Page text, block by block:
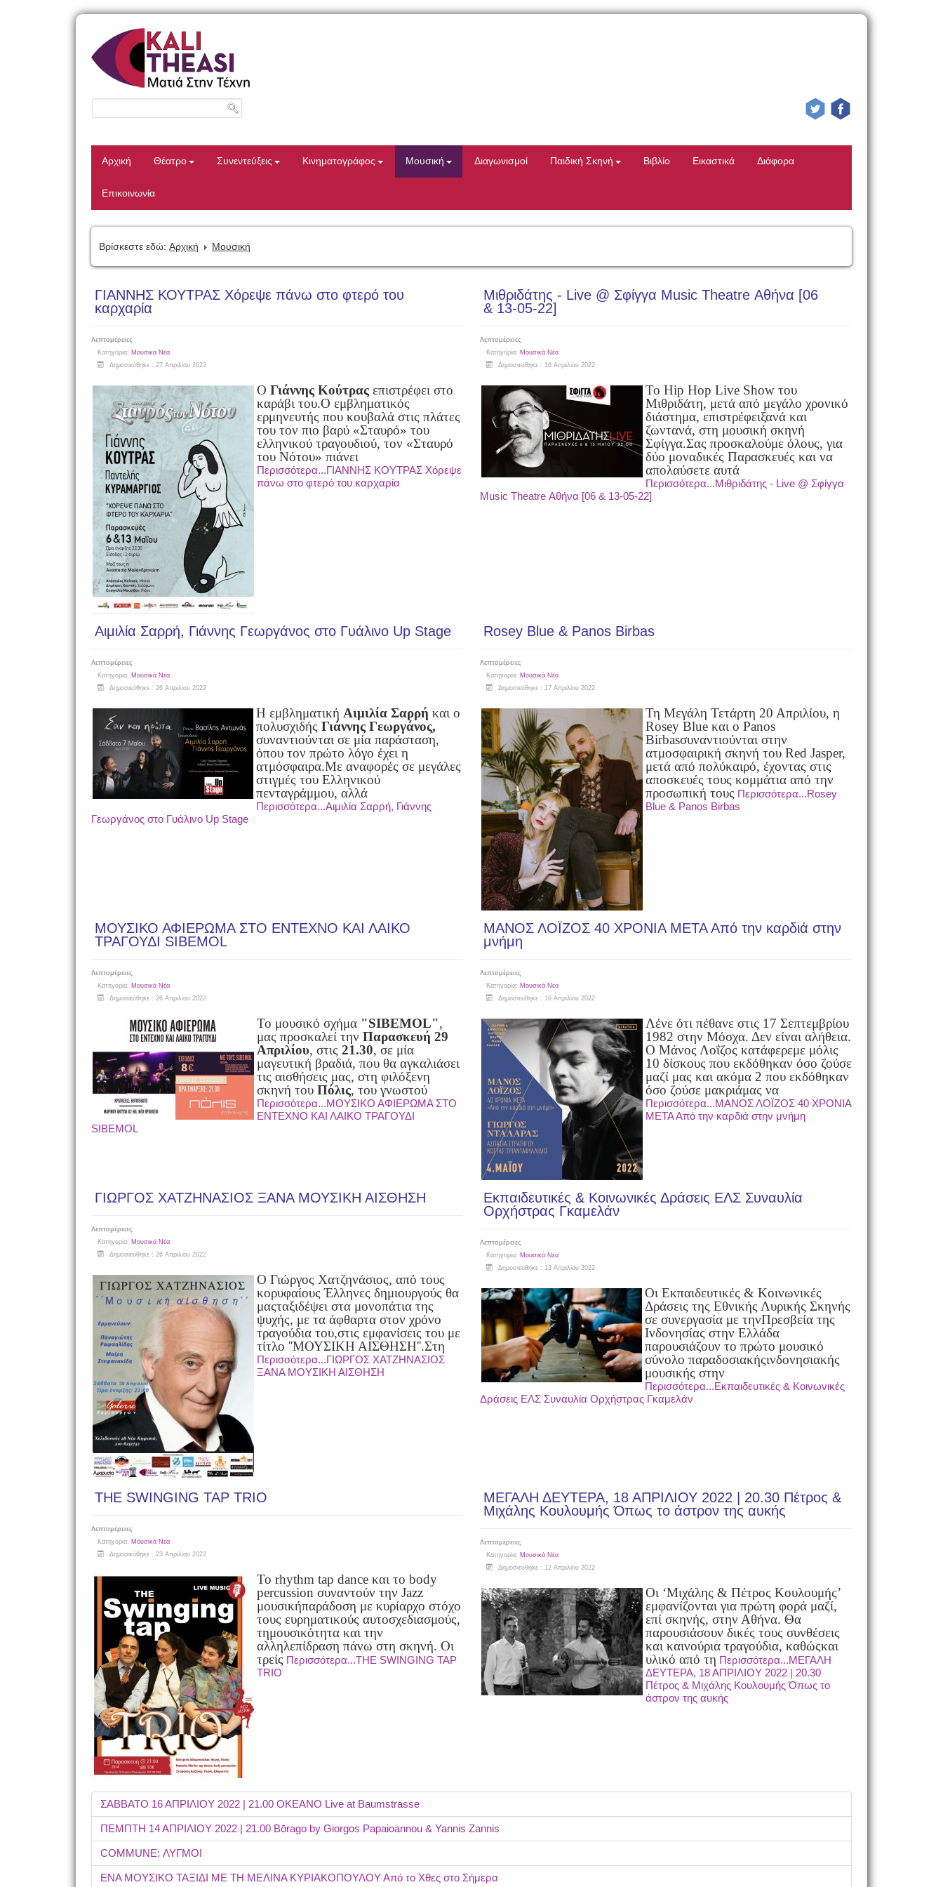
Αρχική Θέατρο Συνεντεύξεις Κινηματογράφος Μουσική Διαγωνισμοί Παιδική Σκηνή Βιβλίο Εικαστικά Διάφορα
Επικοινωνία
Βρίσκεστε εδώ: Αρχική Μουσική
ΓΙΑΝΝΗΣ ΚΟΥΤΡΑΣ Χόρεψε πάνω στο φτερό του
καρχαρία
Λεπτομέρειες
Κατηγορία: Μουσικά Νέα
Δημοσιεύθηκε : 27 Απριλίου 2022
Ο Γιάννης Κούτραςεπιστρέφει στο
καράβι του.Ο εμβληματικός
ερμηνευτής που κουβαλά στις πλάτες
του τον πιο βαρύ «Σταυρό» του
ελληνικού τραγουδιού, τον «Σταυρό
του Νότου» πιάνει
Περισσότερα...ΓΙΑΝΝΗΣ ΚΟΥΤΡΑΣ Χόρεψε
πάνω στο φτερό του καρχαρία
Μιθριδάτης - Live @ Σφίγγα Music Theatre Αθήνα [06
& 13-05-22]
Λεπτομέρειες
Κατηγορία: Μουσικά Νέα
Δημοσιεύθηκε : 18 Απριλίου 2022
Το Hip Hop Live Show του
Μιθριδάτη, μετά από μεγάλο χρονικό
διάστημα, επιστρέφειξανά και
ζωντανά, στη μουσική σκηνή
Σφίγγα.Σας προσκαλούμε όλους, για
δύο μοναδικές Παρασκευές και να
απολαύσετε αυτά
Περισσότερα...Μιθριδάτης - Live @ Σφίγγα
Music Theatre Αθήνα [06 & 13-05-22]
Αιμιλία Σαρρή, Γιάννης Γεωργάνος στο Γυάλινο Up Stage
Λεπτομέρειες
Κατηγορία: Μουσικά Νέα
Δημοσιεύθηκε : 26 Απριλίου 2022
Η εμβληματική Αιμιλία Σαρρή και ο
πολυσχιδής Γιάννης Γεωργάνος,
συναντιούνται σε μία παράσταση,
όπου τον πρώτο λόγο έχει η
ατμόσφαιρα.Με αναφορές σε μεγάλες
στιγμές του Ελληνικού
πενταγράμμου, αλλά
Περισσότερα...Αιμιλία Σαρρή, Γιάννης
Γεωργάνος στο Γυάλινο Up Stage
Rosey Blue & Panos Birbas
Λεπτομέρειες
Κατηγορία: Μουσικά Νέα
Δημοσιεύθηκε : 17 Απριλίου 2022
Τη Μεγάλη Τετάρτη 20 Απριλίου, η
Rosey Blue και ο Panos
Birbasσυναντιούνται στην
ατμοσφαιρική σκηνή του Red Jasper,
μετά από πολύκαιρό, έχοντας στις
αποσκευές τους κομμάτια από την
προσωπική τους Περισσότερα...Rosey
Blue & Panos Birbas
ΜΟΥΣΙΚΟ ΑΦΙΕΡΩΜΑ ΣΤΟ ΕΝΤΕΧΝΟ ΚΑΙ ΛΑΙΚΟ
ΤΡΑΓΟΥΔΙ SIBEMOL
Λεπτομέρειες
Κατηγορία: Μουσικά Νέα
Δημοσιεύθηκε : 26 Απριλίου 2022
Το μουσικό σχήμα "SIBEMOL",
μας προσκαλεί την Παρασκευή 29
Απριλίου, στις 21.30, σε μία
μαγευτική βραδιά, που θα αγκαλιάσει
τις αισθήσεις μας, στη φιλόξενη
σκηνή του Πόλις, του γνωστού
Περισσότερα...ΜΟΥΣΙΚΟ ΑΦΙΕΡΩΜΑ ΣΤΟ
ΕΝΤΕΧΝΟ ΚΑΙ ΛΑΙΚΟ ΤΡΑΓΟΥΔΙ
SIBEMOL
ΜΑΝΟΣ ΛΟΪΖΟΣ 40 ΧΡΟΝΙΑ ΜΕΤΑ Από την καρδιά στην
μνήμη
Λεπτομέρειες
Κατηγορία: Μουσικά Νέα
Δημοσιεύθηκε : 16 Απριλίου 2022
Λένε ότι πέθανε στις 17 Σεπτεμβρίου
1982 στην Μόσχα. Δεν είναι αλήθεια.
Ο Μάνος Λοΐζος κατάφερεμε μόλις
10 δίσκους που εκδόθηκαν όσο ζούσε
μαζί μας και ακόμα 2 που εκδόθηκαν
όσο ζούσε μακριάμας να
Περισσότερα...ΜΑΝΟΣ ΛΟΪΖΟΣ 40 ΧΡΟΝΙΑ
ΜΕΤΑ Από την καρδιά στην μνήμη
ΓΙΩΡΓΟΣ ΧΑΤΖΗΝΑΣΙΟΣ ΞΑΝΑ ΜΟΥΣΙΚΗ ΑΙΣΘΗΣΗ
Λεπτομέρειες
Κατηγορία: Μουσικά Νέα
Δημοσιεύθηκε : 26 Απριλίου 2022
Ο Γιώργος Χατζηνάσιος, από τους
κορυφαίους Έλληνες δημιουργούς θα
μαςταξιδέψει στα μονοπάτια της
ψυχής, με τα άφθαρτα στον χρόνο
τραγούδια του,στις εμφανίσεις του με
τίτλο ''ΜΟΥΣΙΚΗ ΑΙΣΘΗΣΗ''.Στη
Περισσότερα...ΓΙΩΡΓΟΣ ΧΑΤΖΗΝΑΣΙΟΣ
ΞΑΝΑ ΜΟΥΣΙΚΗ ΑΙΣΘΗΣΗ
Εκπαιδευτικές & Κοινωνικές Δράσεις ΕΛΣ Συναυλία
Ορχήστρας Γκαμελάν
Λεπτομέρειες
Κατηγορία: Μουσικά Νέα
Δημοσιεύθηκε : 13 Απριλίου 2022
Οι Εκπαιδευτικές & Κοινωνικές
Δράσεις της Εθνικής Λυρικής Σκηνής
σε συνεργασία με τηνΠρεσβεία της
Ινδονησίας στην Ελλάδα
παρουσιάζουν το πρώτο μουσικό
σύνολο παραδοσιακήςινδονησιακής
μουσικής στην
Περισσότερα...Εκπαιδευτικές & Κοινωνικές
Δράσεις ΕΛΣ Συναυλία Ορχήστρας Γκαμελάν
THE SWINGING TAP TRIO
Λεπτομέρειες
Κατηγορία: Μουσικά Νέα
Δημοσιεύθηκε : 23 Απριλίου 2022
To rhythm tap dance και το body
percussion συναντούν την Jazz
μουσικήπαράδοση με κυρίαρχο στόχο
τους ευρηματικούς αυτοσχεδιασμούς,
τημουσικότητα και την
αλληλεπίδραση πάνω στη σκηνή. Οι
τρείς Περισσότερα...THE SWINGING TAP
TRIO
ΜΕΓΑΛΗ ΔΕΥΤΕΡΑ, 18 ΑΠΡΙΛΙΟΥ 2022 | 20.30 Πέτρος &
Μιχάλης Κουλουμής Όπως το άστρον της αυκής
Λεπτομέρειες
Κατηγορία: Μουσικά Νέα
Δημοσιεύθηκε : 12 Απριλίου 2022
Οι ‘Μιχάλης & Πέτρος Κουλουμής’
εμφανίζονται για πρώτη φορά μαζί,
επί σκηνής, στην Αθήνα. Θα
παρουσιάσουν δικές τους συνθέσεις
και καινούρια τραγούδια, καθώςκαι
υλικό από τη Περισσότερα...ΜΕΓΑΛΗ
ΔΕΥΤΕΡΑ, 18 ΑΠΡΙΛΙΟΥ 2022 | 20.30
Πέτρος & Μιχάλης Κουλουμής Όπως το
άστρον της αυκής
ΣΑΒΒΑΤΟ 16 ΑΠΡΙΛΙΟΥ 2022 | 21.00 OKEANO Live at Baumstrasse
ΠΕΜΠΤΗ 14 ΑΠΡΙΛΙΟΥ 2022 | 21.00 Bōrago by Giorgos Papaioannou & Yannis Zannis
COMMUNE: ΛΥΓΜΟΙ
ΕΝΑ ΜΟΥΣΙΚΟ ΤΑΞΙΔΙ ΜΕ ΤΗ ΜΕΛΙΝΑ ΚΥΡΙΑΚΟΠΟΥΛΟΥ Από το Χθες στο Σήμερα